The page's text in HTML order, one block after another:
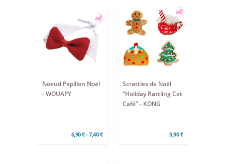
Noeud Papillon Noël
- WOUAPY
6,90 € - 7,40 €
Scrattles de Noël
“Holiday Rattling Cat
Café” - KONG
5,90 €